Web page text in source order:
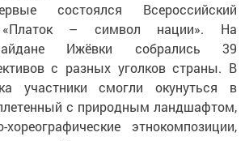
состоялся Всероссийский
«Платок – символ нации». На
Ижёвки собрались 39
с разных уголков страны. В
участники смогли окунуться в
с природным ландшафтом,
хореографические этнокомпозиции,